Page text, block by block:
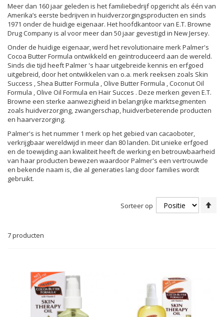
inhoud
Meer dan 160 jaar geleden is het familiebedrijf opgericht als één van
Amerika’s eerste bedrijven in huidverzorgingsproducten en sinds
1971 onder de huidige eigenaar. Het hoofdkantoor van E.T. Browne
Drug Company is al voor meer dan 50 jaar gevestigd in New Jersey.
Onder de huidige eigenaar, werd het revolutionaire merk Palmer's
Cocoa Butter Formula ontwikkeld en geïntroduceerd aan de wereld.
Sinds die tijd heeft Palmer 's haar uitgebreide kennis en erfgoed
uitgebreid, door het ontwikkelen van o.a. merk reeksen zoals Skin
Success , Shea Butter Formula , Olive Butter Formula , Coconut Oil
Formula , Olive Oil Formula en Hair Succes . Deze merken geven E.T.
Browne een sterke aanwezigheid in belangrijke marktsegmenten
zoals huidverzorging, zwangerschap, huidverbeterende producten
en haarverzorging.
Palmer's is het nummer 1 merk op het gebied van cacaoboter,
verkrijgbaar wereldwijd in meer dan 80 landen. Dit unieke erfgoed
en de toewijding aan kwaliteit heeft de werking en betrouwbaarheid
van haar producten bewezen waardoor Palmer's een vertrouwde
en bekende naam is, die al generaties lang door families wordt
gebruikt.
7producten
Sorteer op